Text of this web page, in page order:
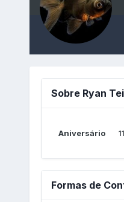
Sobre Ryan
Aniversário
Formas de